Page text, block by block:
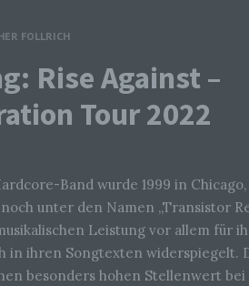
FOLLRICH
Rise Against –
Tour 2022
Band wurde 1999 in
unter den Namen „Transistor
Leistung vor allem für
in ihren Songtexten widerspiegelt.
besonders hohen Stellenwert bei